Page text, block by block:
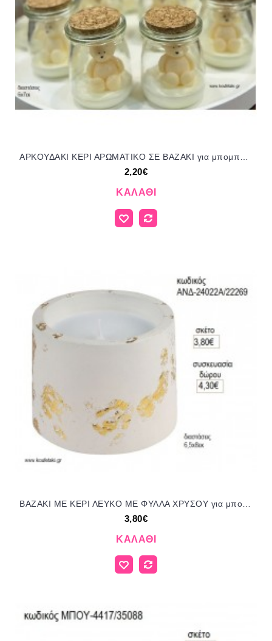
ΑΡΚΟΥΔΑΚΙ ΚΕΡΙ ΑΡΩΜΑΤΙΚΟ ΣΕ ΒΑΖΑΚΙ για μπομπονιέρες γούρι δώρο ΑΛ-1970/99140 2.20€!!!
2,20€
ΚΑΛΆΘΙ
3,80€
ΚΑΛΆΘΙ